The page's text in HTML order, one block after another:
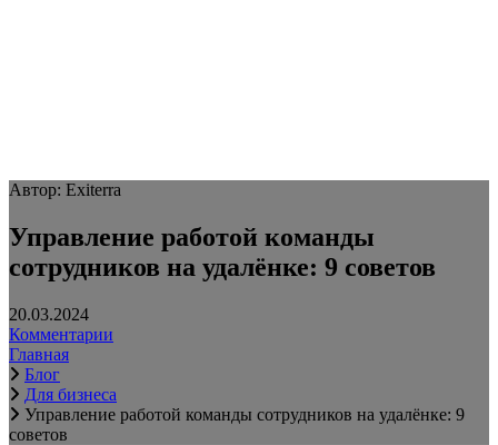
Автор: Exiterra
Управление работой команды
сотрудников на удалёнке: 9 советов
20.03.2024
Комментарии
Главная
Блог
Для бизнеса
Управление работой команды сотрудников на удалёнке: 9
советов